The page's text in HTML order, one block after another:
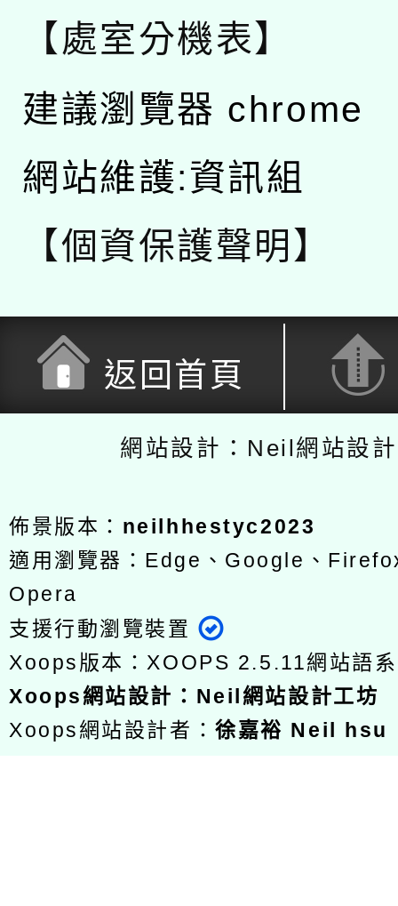
【處室分機表】
建議瀏覽器 chrome
網站維護:資訊組
【個資保護聲明】
返回首頁
網站設計：Neil網站設
佈景版本： neilhhestyc2023
適用瀏覽器：Edge、Google、
Opera
支援行動瀏覽裝置
Xoops版本：XOOPS 2.5.11網站語
Xoops網站設計 ： Neil網站設計工坊
Xoops網站設計者：徐嘉裕 Neil hsu